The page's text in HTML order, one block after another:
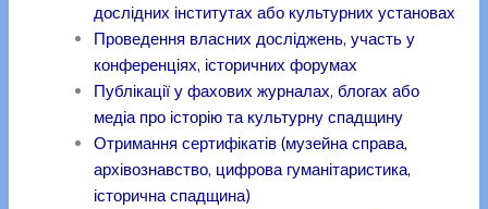
дослідних інститутах або культурних установах
Проведення власних досліджень, участь у
конференціях, історичних форумах
Публікації у фахових журналах, блогах або
медіа про історію та культурну спадщину
Отримання сертифікатів (музейна справа,
архівознавство, цифрова гуманітаристика,
історична спадщина)